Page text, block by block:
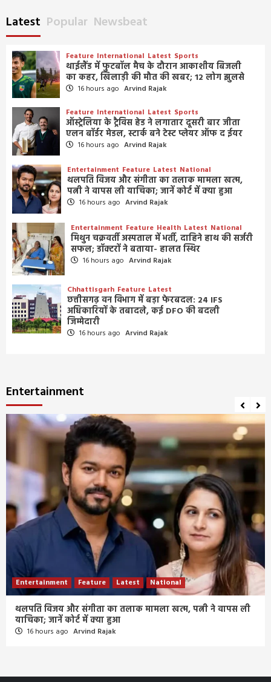
Latest Popular Newsbeat
Feature International Latest Sports
थाईलैंड में फुटबॉल मैच के दौरान आकाशीय बिजली
का कहर, खिलाड़ी की मौत की खबर; 12 लोग झुलसे
16 hours ago Arvind Rajak
Feature International Latest Sports
ऑस्ट्रेलिया के ट्रैविस हेड ने लगातार दूसरी बार जीता
एलन बॉर्डर मेडल, स्टार्क बने टेस्ट प्लेयर ऑफ द ईयर
16 hours ago Arvind Rajak
Entertainment Feature Latest National
थलपति विजय और संगीता का तलाक मामला खत्म,
पत्नी ने वापस ली याचिका; जानें कोर्ट में क्या हुआ
16 hours ago Arvind Rajak
Entertainment Feature Health Latest National
मिथुन चक्रवर्ती अस्पताल में भर्ती, दाहिने हाथ की सर्जरी
सफल; डॉक्टरों ने बताया- हालत स्थिर
16 hours ago Arvind Rajak
Chhattisgarh Feature Latest
छत्तीसगढ़ वन विभाग में बड़ा फेरबदल: 24 IFS
अधिकारियों के तबादले, कई DFO की बदली
जिम्मेदारी
16 hours ago Arvind Rajak
Entertainment
Entertainment Feature Latest National
थलपति विजय और संगीता का तलाक मामला खत्म, पत्नी ने वापस ली
याचिका; जानें कोर्ट में क्या हुआ
16 hours ago Arvind Rajak